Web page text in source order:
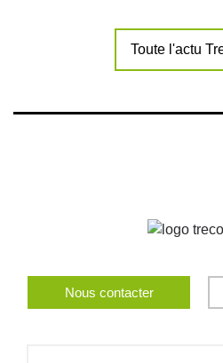
Toute l'actu
Nous contacter